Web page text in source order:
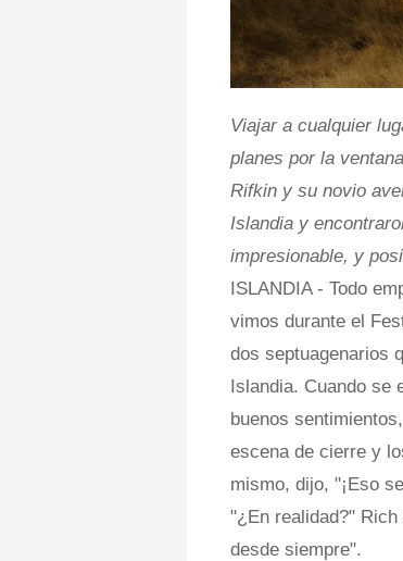
Viajar a cualquier
planes por la
Rifkin y su novio
Islandia y
impresionable, y
ISLANDIA - Todo
vimos durante el
dos septuagenarios
Islandia. Cuando se
buenos
escena de cierre y
mismo, dijo, "¡Eso
"¿En realidad?"
desde siempre".